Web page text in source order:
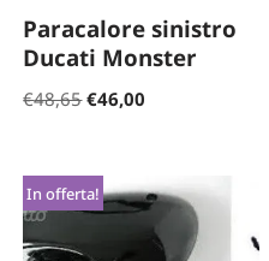
Paracalore sinistro
Ducati Monster
€48,65 €46,00
In offerta!